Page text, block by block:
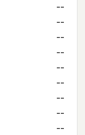
--
--
--
--
--
--
--
--
--